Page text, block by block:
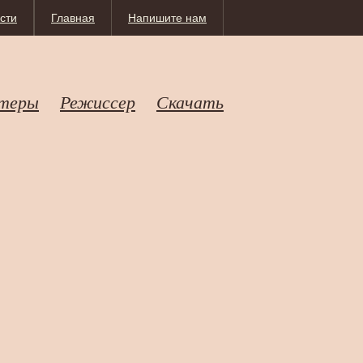
Напишите нам
Главная
Режиссер Скачать